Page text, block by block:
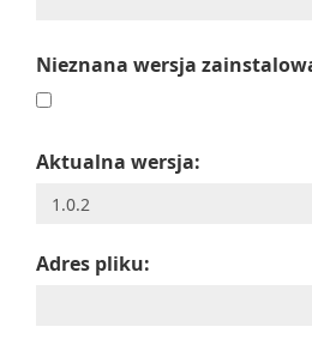
Nieznana wersja
Aktualna wersja:
Adres pliku: